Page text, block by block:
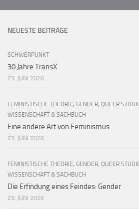
NEUESTE BEITRÄGE
SCHWERPUNKT
30 Jahre TransX
23. JUNI 2026
FEMINISTISCHE THEORIE, GENDER, QUEER
WISSENSCHAFT & SACHBUCH
Eine andere Art von Feminismus
23. JUNI 2026
FEMINISTISCHE THEORIE, GENDER, QUEER
WISSENSCHAFT & SACHBUCH
Die Erfindung eines Feindes: Gender
23. JUNI 2026